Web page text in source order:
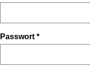
Passwort *